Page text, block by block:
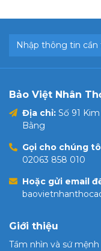
Bảo Việt Nhân
Địa chỉ: Số 91
Bằng
Gọi cho chúng
02063 858 010
Hoặc gửi email
Giới thiệu
Tầm nhìn và sứ mệnh